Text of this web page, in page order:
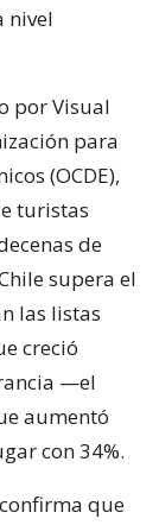
nivel
por Visual
para
(OCDE),
turistas
de
supera el
las listas
creció
—el
aumentó
con 34%.
que